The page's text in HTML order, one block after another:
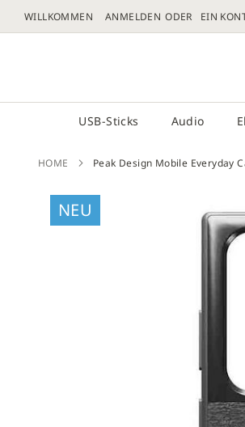
DIREKT
WILLKOMMEN ANMELDEN EIN
USB-Sticks Audio
HOME Peak Design Mobile Everyday
NEU